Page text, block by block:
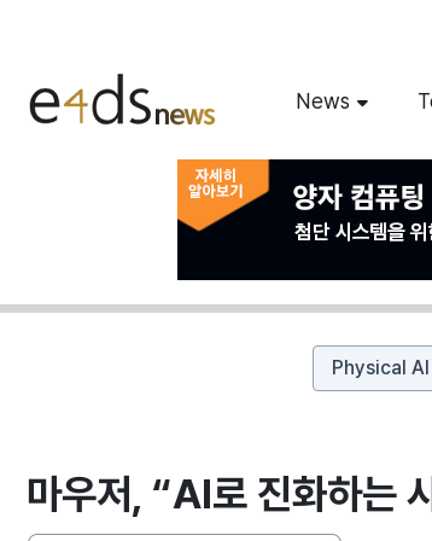
News
Physical AI
마우저, “AI로 진화하는